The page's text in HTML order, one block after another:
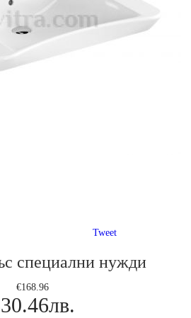
Tweet
специални нужди
€168.96